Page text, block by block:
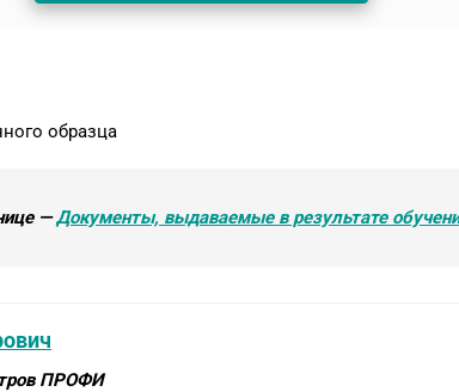
образца
—Документы, выдаваемые в результате
ПРОФИ